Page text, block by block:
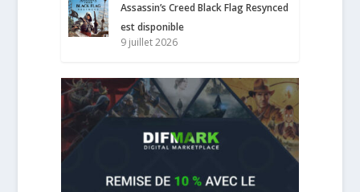
Assassin’s Creed Black Flag Resynced
est disponible
9 juillet 2026